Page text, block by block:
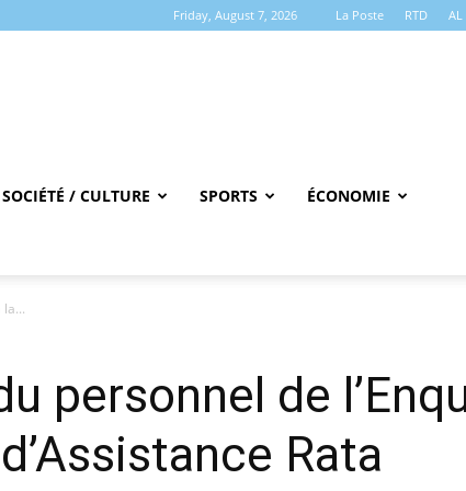
Friday, August 7, 2026 La Poste RTD AL
SOCIÉTÉ / CULTURE SPORTS ÉCONOMIE
personnel de
Rata